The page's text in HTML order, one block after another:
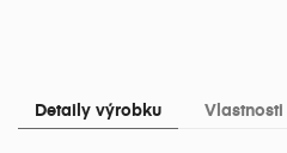
Detaily výrobku Vlastnosti